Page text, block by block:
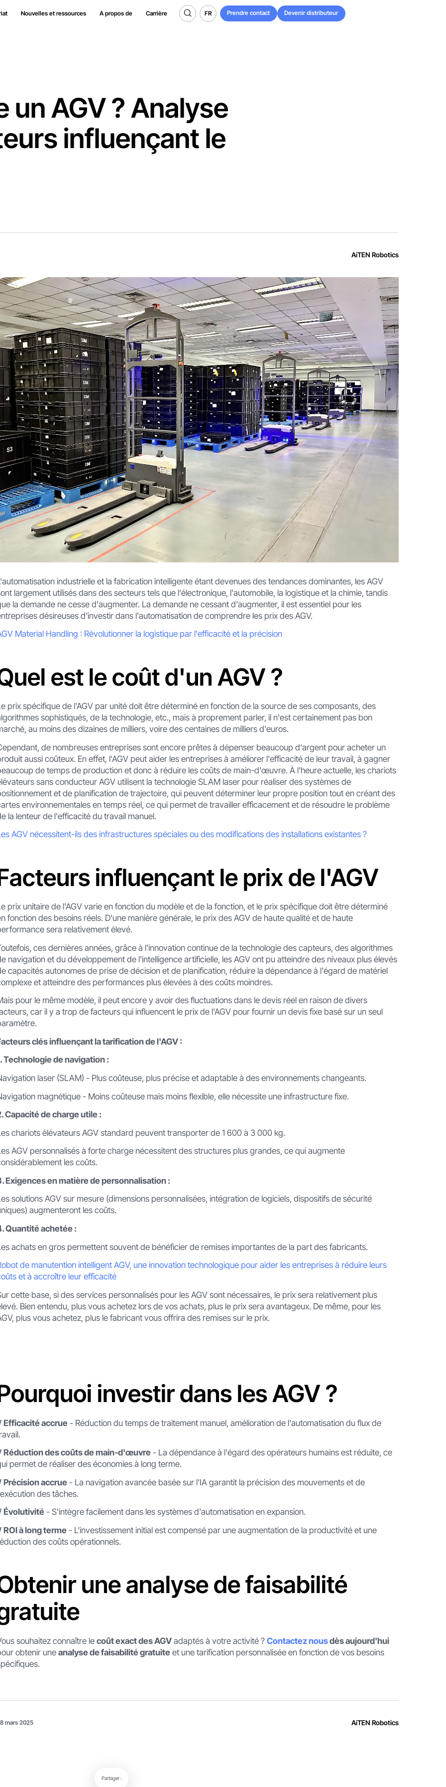
Nouvelles et ressources A propos de Carrière
FR
FR
Prendre contact
Prendre contact
Devenir distributeur
Devenir distributeur
AGV ? Analyse
influençant le
AiTEN Robotics
industrielle et la fabrication intelligente étant devenues des tendances dominantes, les AGV
largement utilisés dans des secteurs tels que l'électronique, l'automobile, la logistique et la chimie, tandis
la demande ne cesse d'augmenter. La demande ne cessant d'augmenter, il est essentiel pour les
désireuses d'investir dans l'automatisation de comprendre les prix des AGV.
Material Handling : Révolutionner la logistique par l'efficacité et la précision
est le coût d'un AGV ?
prix spécifique de l'AGV par unité doit être déterminé en fonction de la source de ses composants, des
sophistiqués, de la technologie, etc., mais à proprement parler, il n'est certainement pas bon
au moins des dizaines de milliers, voire des centaines de milliers d'euros.
de nombreuses entreprises sont encore prêtes à dépenser beaucoup d'argent pour acheter un
aussi coûteux. En effet, l'AGV peut aider les entreprises à améliorer l'efficacité de leur travail, à gagner
de temps de production et donc à réduire les coûts de main-d'œuvre. À l'heure actuelle, les chariots
sans conducteur AGV utilisent la technologie SLAM laser pour réaliser des systèmes de
et de planification de trajectoire, qui peuvent déterminer leur propre position tout en créant des
environnementales en temps réel, ce qui permet de travailler efficacement et de résoudre le problème
la lenteur de l'efficacité du travail manuel.
AGV nécessitent-ils des infrastructures spéciales ou des modifications des installations existantes ?
influençant le prix de l'AGV
prix unitaire de l'AGV varie en fonction du modèle et de la fonction, et le prix spécifique doit être déterminé
fonction des besoins réels. D'une manière générale, le prix des AGV de haute qualité et de haute
sera relativement élevé.
ces dernières années, grâce à l'innovation continue de la technologie des capteurs, des algorithmes
navigation et du développement de l'intelligence artificielle, les AGV ont pu atteindre des niveaux plus élevés
capacités autonomes de prise de décision et de planification, réduire la dépendance à l'égard de matériel
et atteindre des performances plus élevées à des coûts moindres.
pour le même modèle, il peut encore y avoir des fluctuations dans le devis réel en raison de divers
car il y a trop de facteurs qui influencent le prix de l'AGV pour fournir un devis fixe basé sur un seul
clés influençant la tarification de l'AGV :
Technologie de navigation :
laser (SLAM) - Plus coûteuse, plus précise et adaptable à des environnements changeants.
magnétique - Moins coûteuse mais moins flexible, elle nécessite une infrastructure fixe.
Capacité de charge utile :
chariots élévateurs AGV standard peuvent transporter de 1 600 à 3 000 kg.
AGV personnalisés à forte charge nécessitent des structures plus grandes, ce qui augmente
les coûts.
Exigences en matière de personnalisation :
solutions AGV sur mesure (dimensions personnalisées, intégration de logiciels, dispositifs de sécurité
augmenteront les coûts.
Quantité achetée :
achats en gros permettent souvent de bénéficier de remises importantes de la part des fabricants.
de manutention intelligent AGV, une innovation technologique pour aider les entreprises à réduire leurs
et à accroître leur efficacité
cette base, si des services personnalisés pour les AGV sont nécessaires, le prix sera relativement plus
Bien entendu, plus vous achetez lors de vos achats, plus le prix sera avantageux. De même, pour les
plus vous achetez, plus le fabricant vous offrira des remises sur le prix.
investir dans les AGV ?
Efficacité accrue - Réduction du temps de traitement manuel, amélioration de l'automatisation du flux de
Réduction des coûts de main-d'œuvre - La dépendance à l'égard des opérateurs humains est réduite, ce
permet de réaliser des économies à long terme.
Précision accrue - La navigation avancée basée sur l'IA garantit la précision des mouvements et de
des tâches.
Évolutivité - S'intègre facilement dans les systèmes d'automatisation en expansion.
ROI à long terme - L'investissement initial est compensé par une augmentation de la productivité et une
des coûts opérationnels.
une analyse de faisabilité
souhaitez connaître lecoût exact des AGV adaptés à votre activité ?Contactez nousdès aujourd'hui
obtenir uneanalyse de faisabilité gratuite et une tarification personnalisée en fonction de vos besoins
mars 2025 AiTEN Robotics
Partager :